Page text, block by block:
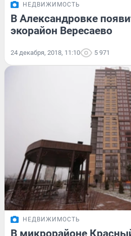
НЕДВИЖИМОСТЬ
В Александровке
экорайон Вересаево
24 декабря, 2018, 11:10 5 971
НЕДВИЖИМОСТЬ
В микрорайоне